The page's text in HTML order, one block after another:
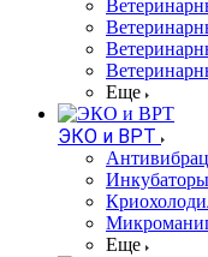
Еще
ЭКО и ВРТ
Еще